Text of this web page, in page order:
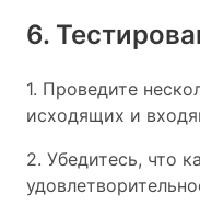
6.
1. Проведите
исходящих и
2. Убедитесь, что